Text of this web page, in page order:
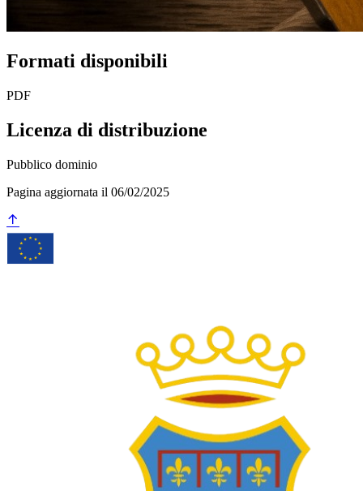
Formati disponibili
PDF
Licenza di distribuzione
Pubblico dominio
Pagina aggiornata il 06/02/2025